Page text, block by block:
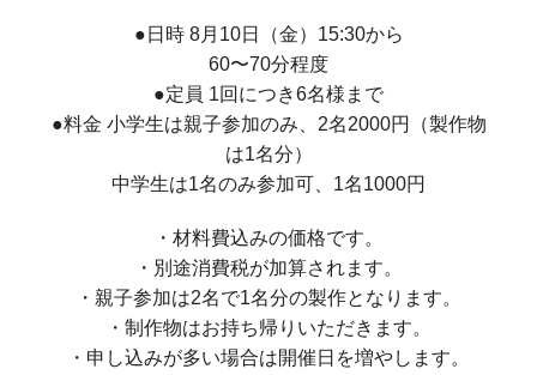
●日時 8月10日（金）15:30から
60〜70分程度
●定員 1回につき6名様まで
●料金 小学生は親子参加のみ、2名2000円（製作物
は1名分）
中学生は1名のみ参加可、1名1000円
・材料費込みの価格です。
・別途消費税が加算されます。
・親子参加は2名で1名分の製作となります。
・制作物はお持ち帰りいただきます。
・申し込みが多い場合は開催日を増やします。